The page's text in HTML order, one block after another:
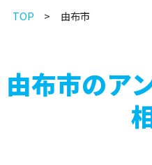
TOP 由布市
由布市のア